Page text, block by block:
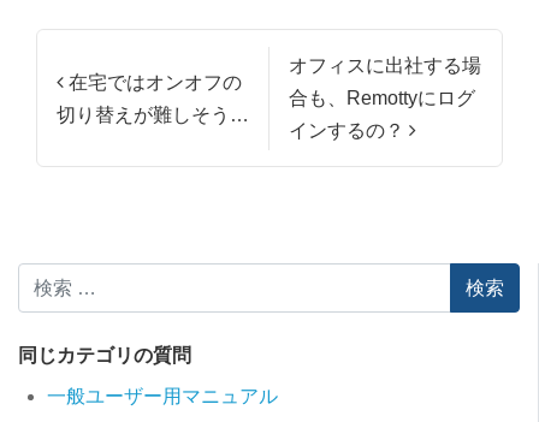
検索
同じカテゴリの質問
一般ユーザー用マニュアル
投稿ナビゲーション
在宅ではオンオフの
切り替えが難しそう…
オフィスに出社する場
合も、Remottyにログ
インするの？